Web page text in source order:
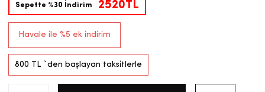
Sepette %30 İndirim 2520TL
Havale ile %5 ek indirim
800 TL `den başlayan taksitlerle